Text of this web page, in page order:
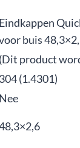
Eindkappen
buis
(Dit product
304 (1.4301)
Nee